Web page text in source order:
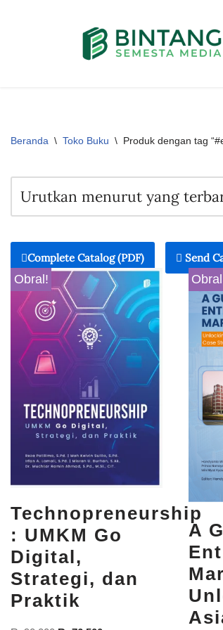
Beranda \ Toko Buku \ Produk dengan tag
Complete Catalog (PDF) Send
Obral!
Technopreneurship
: UMKM Go
Digital,
Strategi, dan
Praktik
A